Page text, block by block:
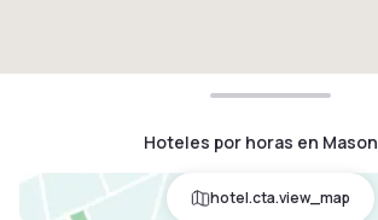
Hoteles por horas en Mason
hotel.cta.view_map